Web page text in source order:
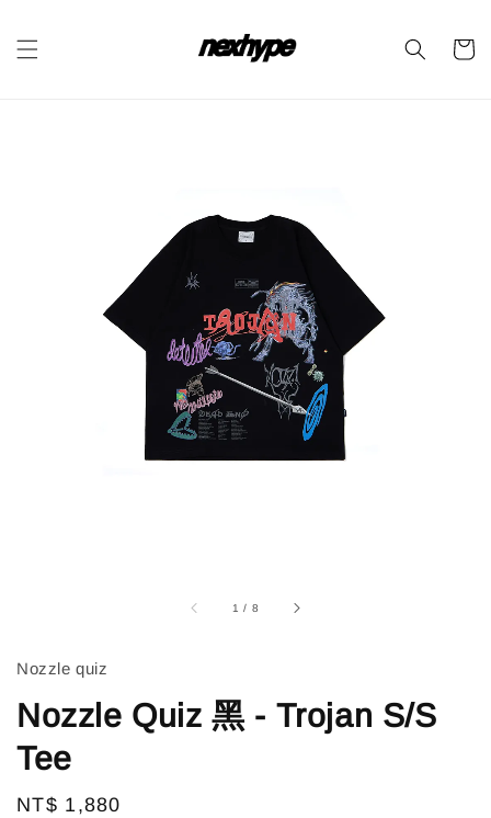
1 / 8
Nozzle quiz
Nozzle Quiz 黑 - Trojan S/S
Tee
Regular
NT$ 1,880